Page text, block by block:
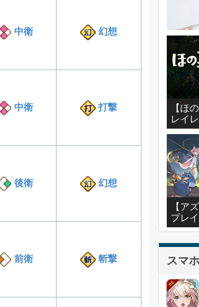
中衛 幻想
中衛 打撃
後衛 幻想
前衛 斬撃
【ほ
レイ
【ア
プレ
スマ